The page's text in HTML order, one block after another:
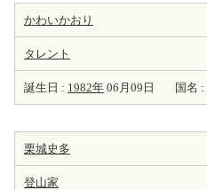
かわいかおり
タレント
誕生日 : 1982年 06月09日 国名 :
栗城史多
登山家